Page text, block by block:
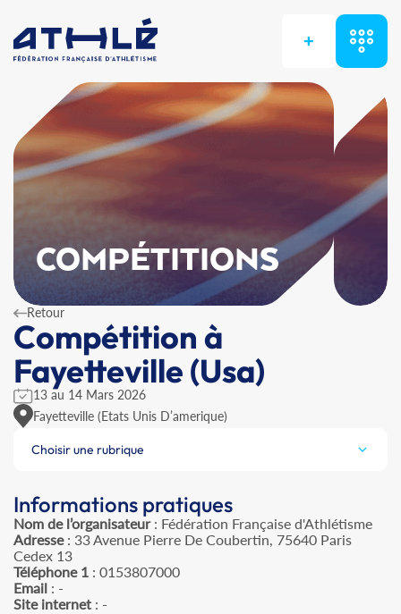
+
COMPÉTITIONS
Retour
Compétition à
Fayetteville (Usa)
13 au 14 Mars 2026
Fayetteville (Etats Unis D’amerique)
Choisir une rubrique
Informations pratiques
Nom de l’organisateur: Fédération Française d'Athlétisme
Adresse: 33 Avenue Pierre De Coubertin, 75640 Paris
Cedex 13
Téléphone 1 : 0153807000
Email : -
Site internet : -